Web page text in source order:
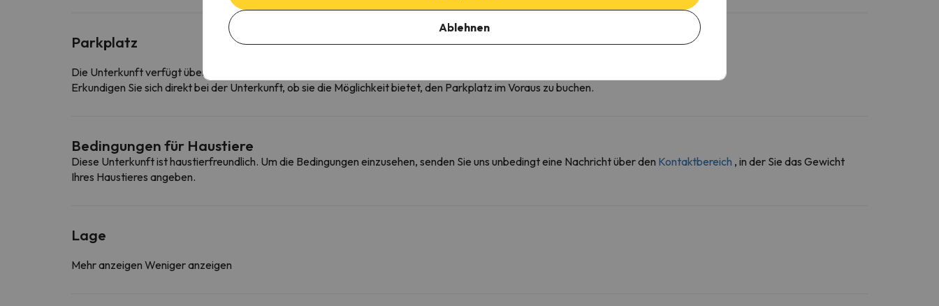
Parkplatz
Die Unterkunft verfügt über einen kostenfreien Parkplatz
Erkundigen Sie sich direkt bei der Unterkunft, ob sie die Möglichkeit bietet, den Parkplatz im Voraus zu buchen.
Bedingungen für Haustiere
Diese Unterkunft ist haustierfreundlich. Um die Bedingungen einzusehen, senden Sie uns unbedingt eine Nachricht über den Kontaktbereich , in der Sie das Gewicht
Ihres Haustieres angeben.
Lage
Mehr anzeigen Weniger anzeigen
Ablehnen